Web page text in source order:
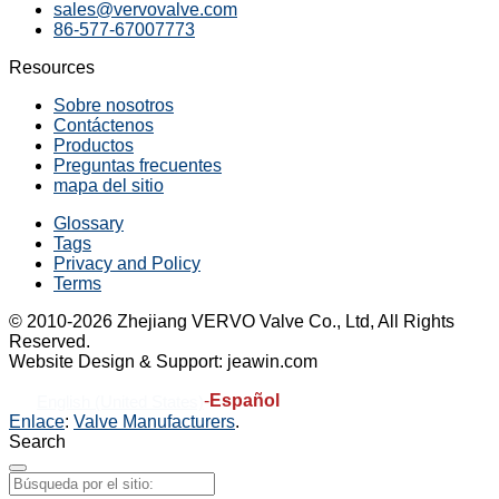
sales@vervovalve.com
86-577-67007773
Resources
Sobre nosotros
Contáctenos
Productos
Preguntas frecuentes
mapa del sitio
Glossary
Tags
Privacy and Policy
Terms
© 2010-2026 Zhejiang VERVO Valve Co., Ltd, All Rights
Reserved.
Website Design & Support: jeawin.com
-Español
Enlace: Valve Manufacturers.
Search